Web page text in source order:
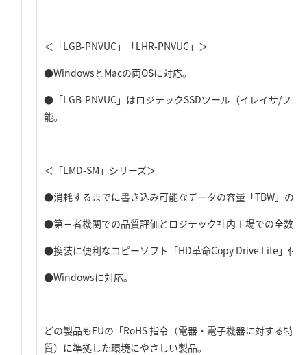
＜「LGB-PNVUC」「LHR-PNVUC」＞
●WindowsとMacの両OSに対応。
●「LGB-PNVUC」はロジテックSSDツール（イレイサ/フォ
能。
＜「LMD-SM」シリーズ＞
●消耗するまでに書き込み可能なデータの容量「TBW」の高
●第三者機関での品質評価とロジテック社内工場での全数検
●換装に便利なコピーソフト「HD革命Copy Drive Lite」付
●Windowsに対応。
どの製品もEUの「RoHS 指令（電器・電子機器に対する特
質）に準拠した環境にやさしい製品。